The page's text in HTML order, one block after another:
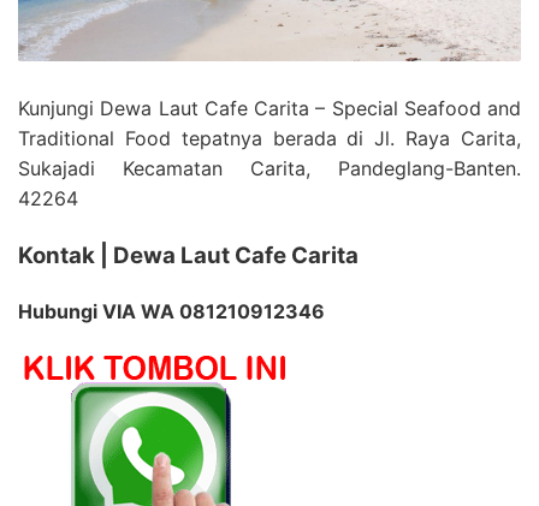
Kunjungi Dewa Laut Cafe Carita – Special Seafood and
Traditional Food tepatnya berada di Jl. Raya Carita,
Sukajadi Kecamatan Carita, Pandeglang-Banten.
42264
Kontak | Dewa Laut Cafe Carita
Hubungi VIA WA 081210912346